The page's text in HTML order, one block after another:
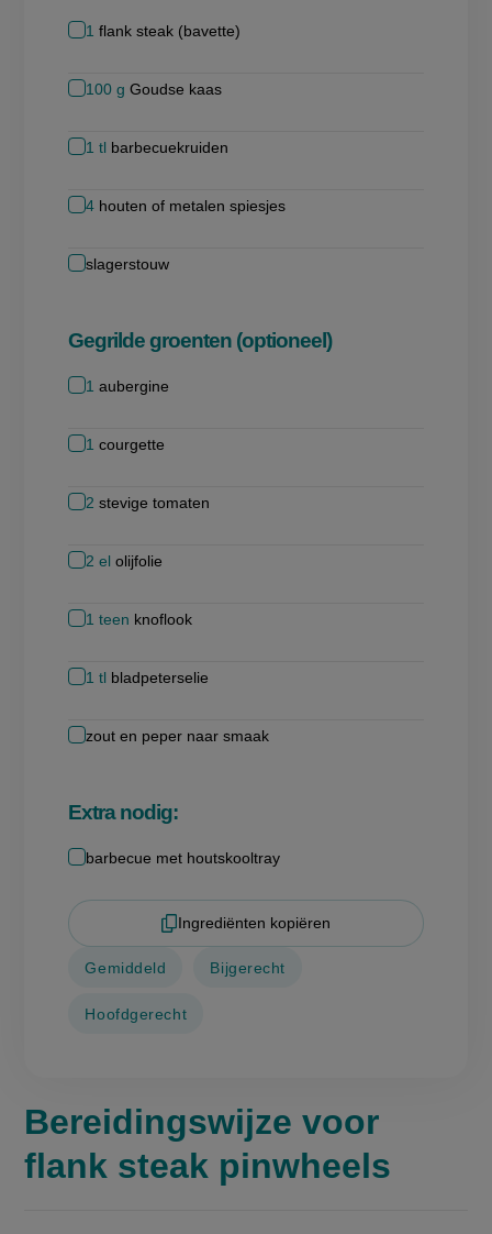
1 flank steak (bavette)
100 g Goudse kaas
1 tl barbecuekruiden
4 houten of metalen spiesjes
slagerstouw
Gegrilde groenten (optioneel)
1 aubergine
1 courgette
2 stevige tomaten
2 el olijfolie
1 teen knoflook
1 tl bladpeterselie
zout en peper naar smaak
Extra nodig:
barbecue met houtskooltray
Ingrediënten kopiëren
Gemiddeld Bijgerecht
Hoofdgerecht
Bereidingswijze voor
flank steak pinwheels